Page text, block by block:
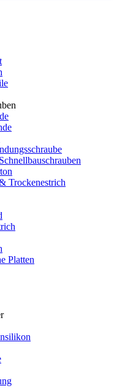
Trockenestrich
Platten